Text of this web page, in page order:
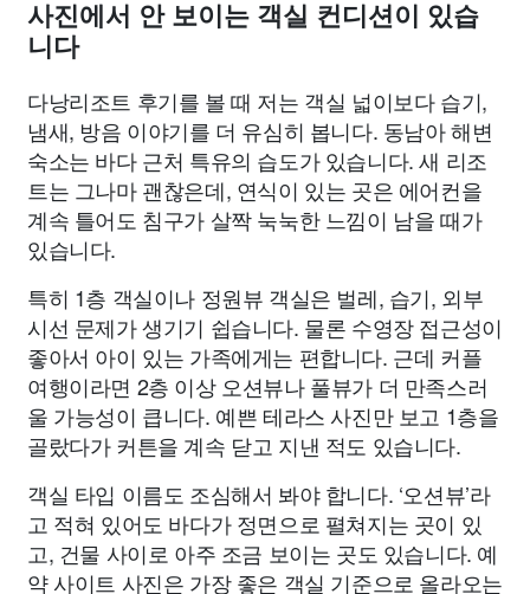
사진에서 안 보이는 객실 컨디션이 있습
니다
다낭리조트 후기를 볼 때 저는 객실 넓이보다 습기,
냄새, 방음 이야기를 더 유심히 봅니다. 동남아 해변
숙소는 바다 근처 특유의 습도가 있습니다. 새 리조
트는 그나마 괜찮은데, 연식이 있는 곳은 에어컨을
계속 틀어도 침구가 살짝 눅눅한 느낌이 남을 때가
있습니다.
특히 1층 객실이나 정원뷰 객실은 벌레, 습기, 외부
시선 문제가 생기기 쉽습니다. 물론 수영장 접근성이
좋아서 아이 있는 가족에게는 편합니다. 근데 커플
여행이라면 2층 이상 오션뷰나 풀뷰가 더 만족스러
울 가능성이 큽니다. 예쁜 테라스 사진만 보고 1층을
골랐다가 커튼을 계속 닫고 지낸 적도 있습니다.
객실 타입 이름도 조심해서 봐야 합니다. ‘오션뷰’라
고 적혀 있어도 바다가 정면으로 펼쳐지는 곳이 있
고, 건물 사이로 아주 조금 보이는 곳도 있습니다. 예
약 사이트 사진은 가장 좋은 객실 기준으로 올라오는